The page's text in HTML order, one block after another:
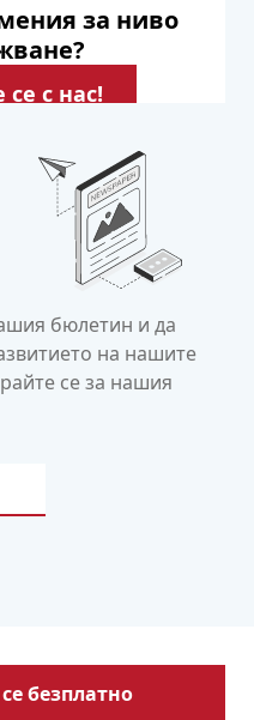
за ниво
с нас!
бюлетин и да
на нашите
се за нашия
безплатно